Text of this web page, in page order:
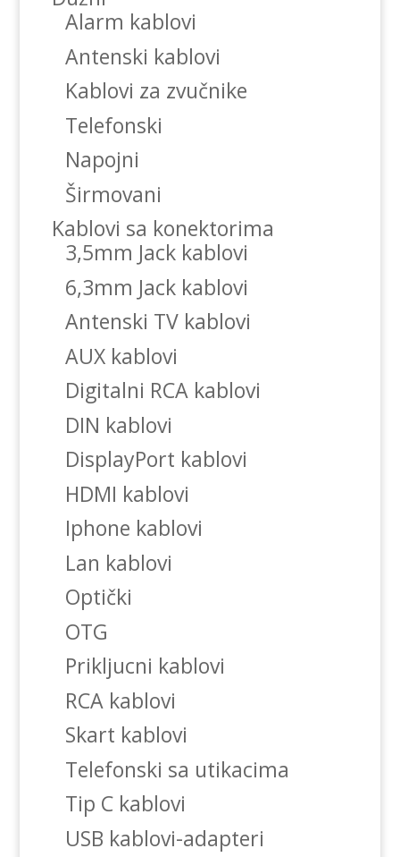
Alarm kablovi
Antenski kablovi
Kablovi za zvučnike
Telefonski
Napojni
Širmovani
Kablovi sa konektorima
3,5mm Jack kablovi
6,3mm Jack kablovi
Antenski TV kablovi
AUX kablovi
Digitalni RCA kablovi
DIN kablovi
DisplayPort kablovi
HDMI kablovi
Iphone kablovi
Lan kablovi
Optički
OTG
Prikljucni kablovi
RCA kablovi
Skart kablovi
Telefonski sa utikacima
Tip C kablovi
USB kablovi-adapteri